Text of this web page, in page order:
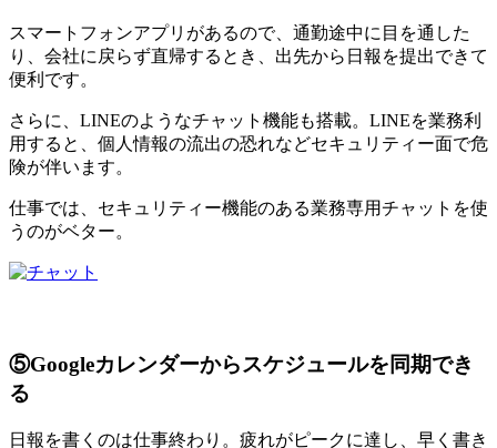
スマートフォンアプリがあるので、通勤途中に目を通した
り、会社に戻らず直帰するとき、出先から日報を提出できて
便利です。
さらに、LINEのようなチャット機能も搭載。LINEを業務利
用すると、個人情報の流出の恐れなどセキュリティー面で危
険が伴います。
仕事では、セキュリティー機能のある業務専用チャットを使
うのがベター。
⑤Googleカレンダーからスケジュールを同期でき
る
日報を書くのは仕事終わり。疲れがピークに達し、早く書き